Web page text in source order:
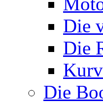
Die
Die
Die